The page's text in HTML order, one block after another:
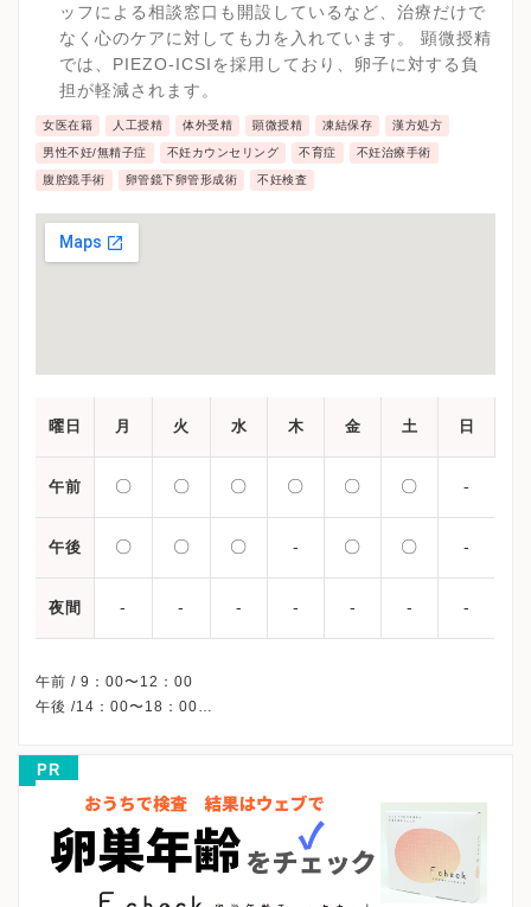
ッフによる相談窓口も開設しているなど、治療だけで
なく心のケアに対しても力を入れています。 顕微授精
では、PIEZO-ICSIを採用しており、卵子に対する負
担が軽減されます。
女医在籍 人工授精 体外受精 顕微授精 凍結保存 漢方処方
男性不妊/無精子症 不妊カウンセリング 不育症 不妊治療手術
腹腔鏡手術 卵管鏡下卵管形成術 不妊検査
曜日 月 火 水 木 金 土 日
午前 〇 〇 〇 〇 〇 〇 -
午後 〇 〇 〇 - 〇 〇 -
夜間 - - - - - - -
午前 / 9：00〜12：00
午後 /14：00〜18：00
※土曜日の受付は16：00までとなります。
※受診前には必ずクリニックHPを確認、または直接お問い合わせ
PR